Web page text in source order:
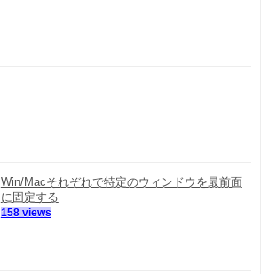
Win/Macそれぞれで特定のウィンドウを最前面
に固定する
158 views